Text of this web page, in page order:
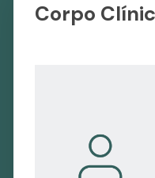
Corpo